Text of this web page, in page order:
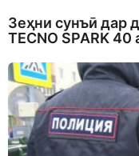
Зеҳни сунъӣ дар
TECNO SPARK